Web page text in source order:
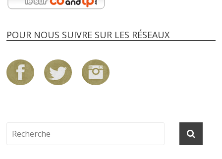
POUR NOUS SUIVRE SUR LES RÉSEAUX